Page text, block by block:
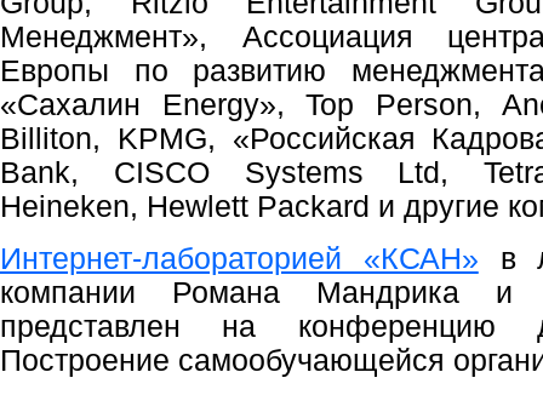
Менеджмент», Ассоциация
Европы по развитию
«Сахалин Energy», Top Person,
Billiton, KPMG, «Российская
Bank, CISCO Systems Ltd,
Heineken, Hewlett Packard и другие
Интернет-лабораторией «КСАН» в
компании Романа Мандрика и
представлен на конференцию
Построение самообучающейся